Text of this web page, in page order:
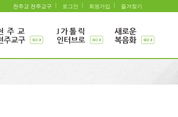
천주교 전주교구 로그인 회원가입 즐겨찾기